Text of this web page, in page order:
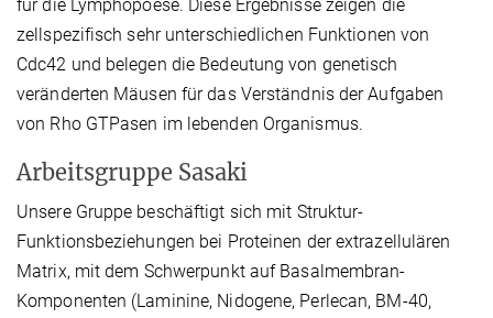
für die Lymphopoese. Diese Ergebnisse zeigen die
zellspezifisch sehr unterschiedlichen Funktionen von
Cdc42 und belegen die Bedeutung von genetisch
veränderten Mäusen für das Verständnis der Aufgaben
von Rho GTPasen im lebenden Organismus.
Arbeitsgruppe Sasaki
Unsere Gruppe beschäftigt sich mit Struktur-
Funktionsbeziehungen bei Proteinen der extrazellulären
Matrix, mit dem Schwerpunkt auf Basalmembran-
Komponenten (Laminine, Nidogene, Perlecan, BM-40,